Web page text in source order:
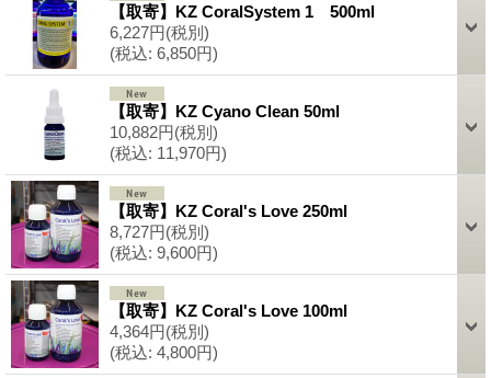
【取寄】KZ CoralSystem 1 500ml
6,227円(税別)
(税込: 6,850円)
【取寄】KZ Cyano Clean 50ml
10,882円(税別)
(税込: 11,970円)
【取寄】KZ Coral's Love 250ml
8,727円(税別)
(税込: 9,600円)
【取寄】KZ Coral's Love 100ml
4,364円(税別)
(税込: 4,800円)